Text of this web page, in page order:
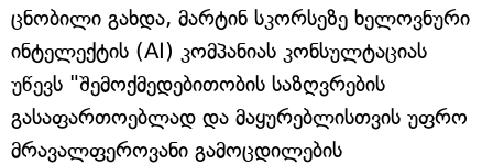
ცნობილი გახდა, მარტინ სკორსეზე ხელოვნური
ინტელექტის (AI) კომპანიას კონსულტაციას
უწევს "შემოქმედებითობის საზღვრების
გასაფართოებლად და მაყურებლისთვის უფრო
მრავალფეროვანი გამოცდილების